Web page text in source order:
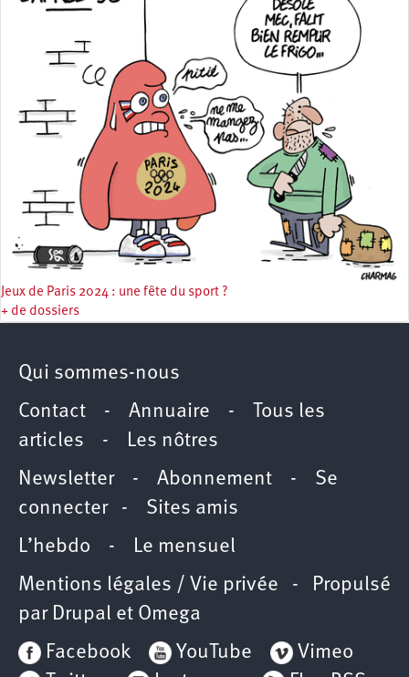
Jeux de Paris 2024 : une fête du sport ?
+ de dossiers
Qui sommes-nous
Contact - Annuaire -
Tous les
articles - Les nôtres
Newsletter- Abonnement - Se
connecter- Sites amis
L’hebdo - Le mensuel
Mentions légales / Vie privée - Propulsé
par Drupal et Omega
Facebook
YouTube
Vimeo